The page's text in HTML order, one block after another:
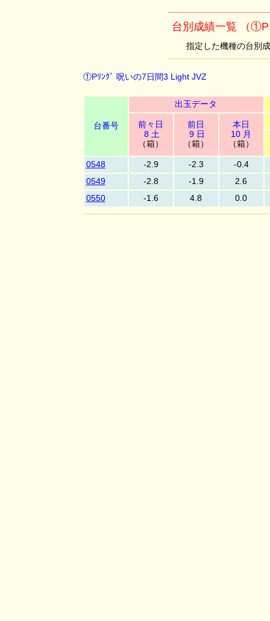
台別成績一覧 （①P
指定した機種の台別
①Pﾘﾝｸﾞ 呪いの7日間3 Light JVZ
台番号
出玉データ
前々日
8 土
（箱）
前日
9 日
（箱）
本日
10 月
（箱）
0548 -2.9 -2.3
-0.4
0549
-2.8 -1.9
2.6
0550
-1.6 4.8 0.0